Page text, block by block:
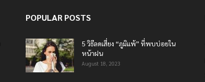
POPULAR POSTS
5 วิธีลดเสี่ยง “ภูมิแพ้” ที่พบบ่อยใน
หน้าฝน
August 18, 2023